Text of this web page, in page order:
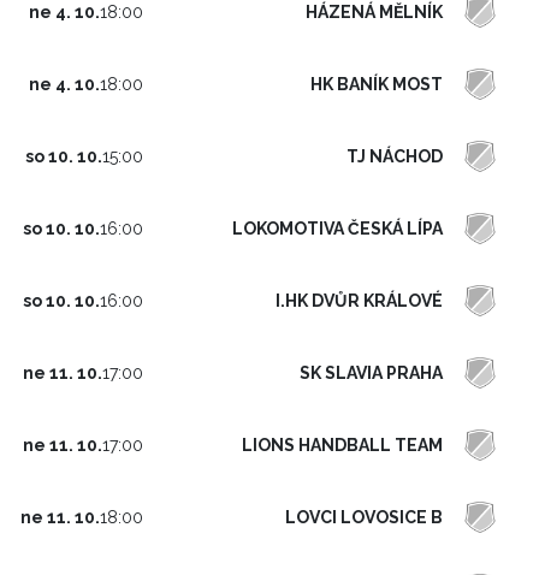
ne 4. 10.18:00 HÁZENÁ MĚLNÍK
ne 4. 10.18:00 HK BANÍK MOST
so 10. 10.15:00 TJ NÁCHOD
so 10. 10.16:00 LOKOMOTIVA ČESKÁ LÍPA
so 10. 10.16:00 I.HK DVŮR KRÁLOVÉ
ne 11. 10.17:00 SK SLAVIA PRAHA
ne 11. 10.17:00 LIONS HANDBALL TEAM
ne 11. 10.18:00 LOVCI LOVOSICE B